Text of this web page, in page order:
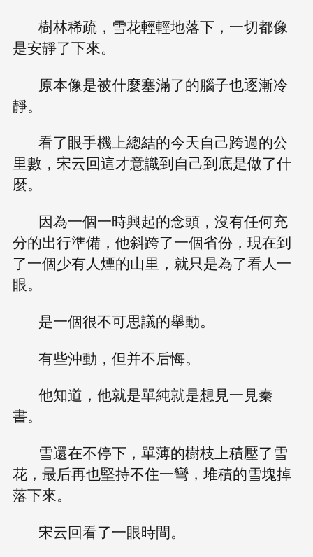
樹林稀疏，雪花輕輕地落下，一切都像
是安靜了下來。
原本像是被什麼塞滿了的腦子也逐漸冷
靜。
看了眼手機上總結的今天自己跨過的公
里數，宋云回這才意識到自己到底是做了什
麼。
因為一個一時興起的念頭，沒有任何充
分的出行準備，他斜跨了一個省份，現在到
了一個少有人煙的山里，就只是為了看人一
眼。
是一個很不可思議的舉動。
有些沖動，但并不后悔。
他知道，他就是單純就是想見一見秦
書。
雪還在不停下，單薄的樹枝上積壓了雪
花，最后再也堅持不住一彎，堆積的雪塊掉
落下來。
宋云回看了一眼時間。